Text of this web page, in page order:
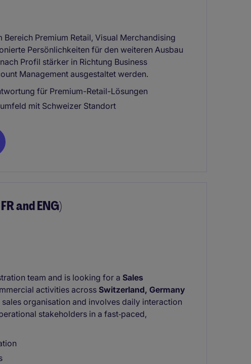
Premium Retail, Visual Merchandising
Persönlichkeiten für den weiteren Ausbau
Profil stärker in Richtung Business
Management ausgestaltet werden.
für Premium-Retail-Lösungen
mit Schweizer Standort
and ENG)
team and is looking for a Sales
activities across Switzerland, Germany
organisation and involves daily interaction
stakeholders in a fast‑paced,